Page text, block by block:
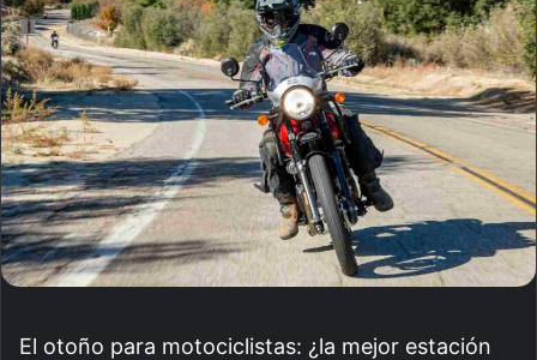
El otoño para motociclistas: ¿la mejor estación